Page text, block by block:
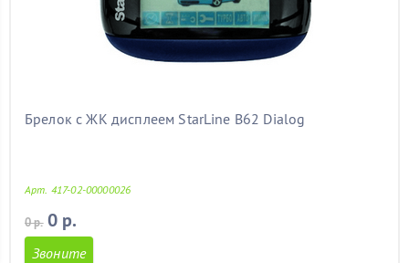
Брелок с ЖК дисплеем StarLine B62 Dialog
Арт. 417-02-00000026
0 р. 0 р.
Звоните